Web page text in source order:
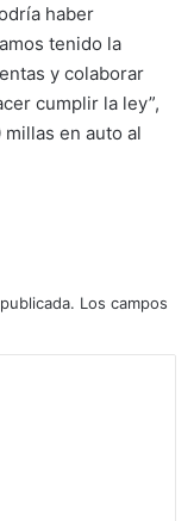
haber
tenido la
y colaborar
cumplir la ley”,
en auto al
Los campos